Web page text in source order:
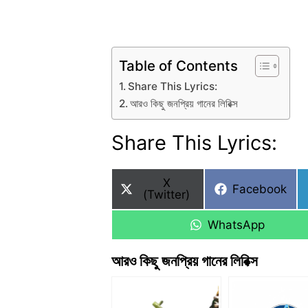
Table of Contents
Share This Lyrics:
আরও কিছু জনপ্রিয় গানের লিরিক্স
Share This Lyrics:
Share
on
X
(Twitter)
Share
Facebook
Share
WhatsApp
আরও কিছু জনপ্রিয় গানের লিরিক্স